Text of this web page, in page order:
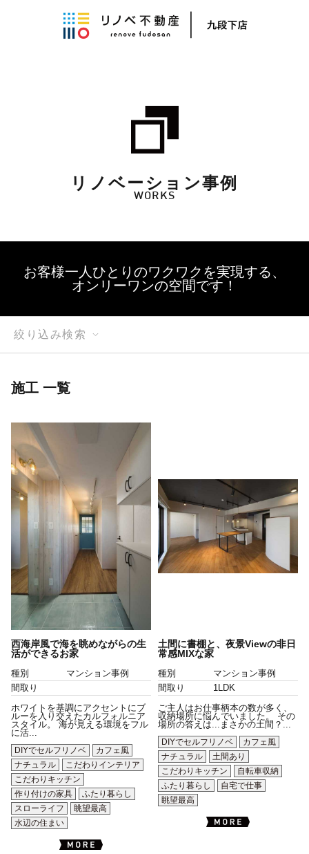
リノベーション事例
WORKS
お客様一人ひとりのワクワクを実現する、
オンリーワンの空間です！
絞り込み検索
施工 一覧
西海岸風で海を眺めながらの生
活ができるお家
種別
マンション事例
間取り
ホワイトを基調にアクセントにブ
ルーを入り交えたカルフォルニア
スタイル。 海が見える環境をフル
に活...
DIYでセルフリノベ
カフェ風
ナチュラル
こだわりインテリア
こだわりキッチン
作り付けの家具
ふたり暮らし
スローライフ
眺望最高
水辺の住まい
土間に書棚と、夜景Viewの非日
常感MIXな家
種別
マンション事例
間取り
1LDK
ご主人はお仕事柄本の数が多く、
収納場所に悩んでいました。 その
場所の答えは...まさかの土間？...
DIYでセルフリノベ
カフェ風
ナチュラル
土間あり
こだわりキッチン
自転車収納
ふたり暮らし
自宅で仕事
眺望最高